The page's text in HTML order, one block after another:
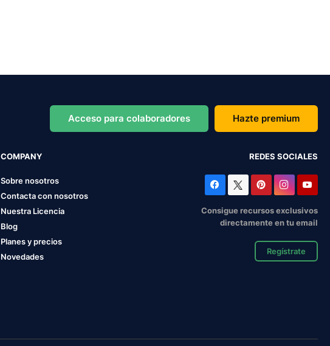
Acceso para colaboradores Hazte premium
COMPANY
Sobre nosotros
Contacta con nosotros
Nuestra Licencia
Blog
Planes y precios
Novedades
REDES SOCIALES
Consigue recursos exclusivos
directamente en tu email
Regístrate